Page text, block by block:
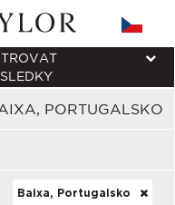
PORTUGALSKO
Baixa, Portugalsko